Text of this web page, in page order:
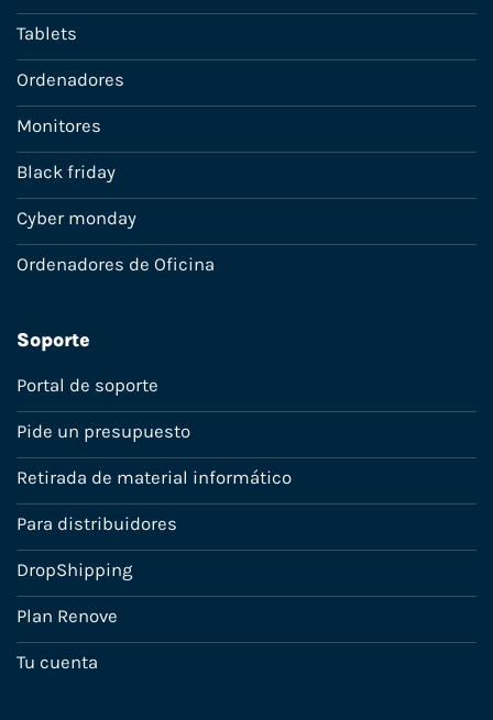
Tablets
Ordenadores
Monitores
Black friday
Cyber monday
Ordenadores de Oficina
Soporte
Portal de soporte
Pide un presupuesto
Retirada de material informático
Para distribuidores
DropShipping
Plan Renove
Tu cuenta